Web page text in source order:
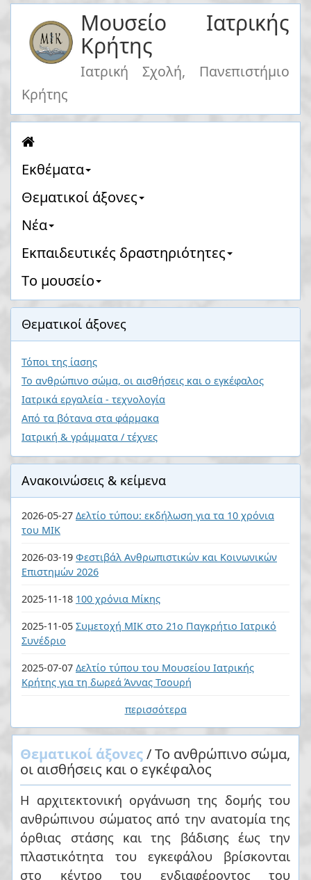
Μουσείο Ιατρικής
Κρήτης
Ιατρική Σχολή, Πανεπιστήμιο
Κρήτης
Eκθέματα
Θεματικοί άξονες
Νέα
Eκπαιδευτικές δραστηριότητες
Tο μουσείο
Θεματικοί άξονες
Τόποι της ίασης
Το ανθρώπινο σώμα, οι αισθήσεις και ο εγκέφαλος
Ιατρικά εργαλεία - τεχνολογία
Από τα βότανα στα φάρμακα
Ιατρική & γράμματα / τέχνες
Ανακοινώσεις & κείμενα
2026-05-27 Δελτίο τύπου: εκδήλωση για τα 10 χρόνια
του ΜΙΚ
2026-03-19 Φεστιβάλ Ανθρωπιστικών και Κοινωνικών
Επιστημών 2026
2025-11-18 100 χρόνια Μίκης
2025-11-05 Συμετοχή ΜΙΚ στο 21ο Παγκρήτιο Ιατρικό
Συνέδριο
2025-07-07 Δελτίο τύπου του Μουσείου Ιατρικής
Κρήτης για τη δωρεά Άννας Τσουρή
περισσότερα
Θεματικοί άξονες/ Το ανθρώπινο σώμα,
οι αισθήσεις και ο εγκέφαλος
Η αρχιτεκτονική οργάνωση της δομής του
ανθρώπινου σώματος από την ανατομία της
όρθιας στάσης και της βάδισης έως την
πλαστικότητα του εγκεφάλου βρίσκονται
στο κέντρο του ενδιαφέροντος του